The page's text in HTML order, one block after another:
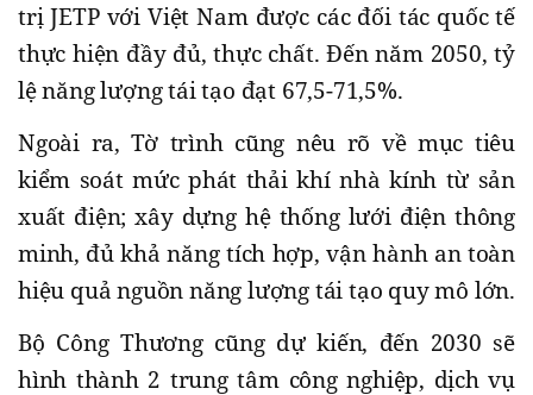
trị JETP với Việt Nam được các đối tác quốc tế
thực hiện đầy đủ, thực chất. Đến năm 2050, tỷ
lệ năng lượng tái tạo đạt 67,5-71,5%.
Ngoài ra, Tờ trình cũng nêu rõ về mục tiêu
kiểm soát mức phát thải khí nhà kính từ sản
xuất điện; xây dựng hệ thống lưới điện thông
minh, đủ khả năng tích hợp, vận hành an toàn
hiệu quả nguồn năng lượng tái tạo quy mô lớn.
Bộ Công Thương cũng dự kiến, đến 2030 sẽ
hình thành 2 trung tâm công nghiệp, dịch vụ